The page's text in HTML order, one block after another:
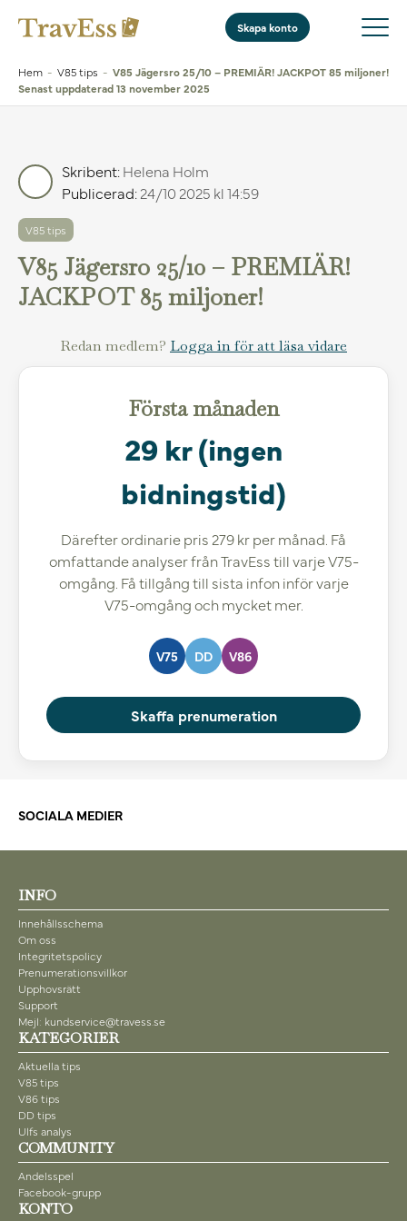
Skapa konto
Hem - V85 tips - V85 Jägersro 25/10 – PREMIÄR! JACKPOT 85 miljoner!
Senast uppdaterad 13 november 2025
Skribent:Helena Holm
Publicerad:24/10 2025 kl 14:59
V85 tips
V85 Jägersro 25/10 – PREMIÄR!
JACKPOT 85 miljoner!
Redan medlem? Logga in för att läsa vidare
Första månaden
29 kr (ingen
bidningstid)
Därefter ordinarie pris 279 kr per månad. Få
omfattande analyser från TravEss till varje V75-
omgång. Få tillgång till sista infon inför varje
V75-omgång och mycket mer.
V75 DD V86
Skaffa prenumeration
SOCIALA MEDIER
INFO
Innehållsschema
Om oss
Integritetspolicy
Prenumerationsvillkor
Upphovsrätt
Support
Mejl: kundservice@travess.se
KATEGORIER
Aktuella tips
V85 tips
V86 tips
DD tips
Ulfs analys
COMMUNITY
Andelsspel
Facebook-grupp
KONTO